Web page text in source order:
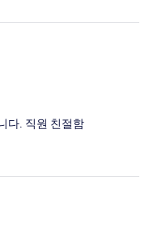
다. 직원 친절함